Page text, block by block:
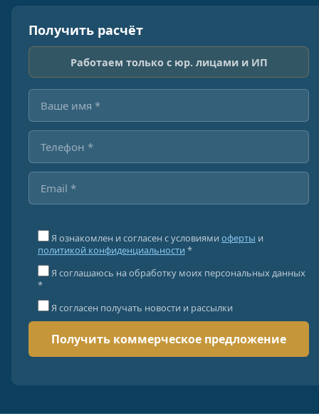
Получить расчёт
Работаем только с юр. лицами и ИП
Я ознакомлен и согласен с условиями оферты и
политикой конфиденциальности *
Я соглашаюсь на обработку моих персональных данных
*
Я согласен получать новости и рассылки